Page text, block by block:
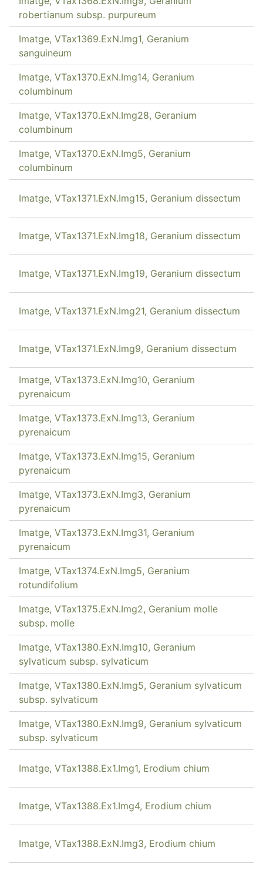
robertianum subsp. purpureum
Imatge, VTax1369.ExN.Img1, Geranium
sanguineum
Imatge, VTax1370.ExN.Img14, Geranium
columbinum
Imatge, VTax1370.ExN.Img28, Geranium
columbinum
Imatge, VTax1370.ExN.Img5, Geranium
columbinum
Imatge, VTax1371.ExN.Img15, Geranium dissectum
Imatge, VTax1371.ExN.Img18, Geranium dissectum
Imatge, VTax1371.ExN.Img19, Geranium dissectum
Imatge, VTax1371.ExN.Img21, Geranium dissectum
Imatge, VTax1371.ExN.Img9, Geranium dissectum
Imatge, VTax1373.ExN.Img10, Geranium
pyrenaicum
Imatge, VTax1373.ExN.Img13, Geranium
pyrenaicum
Imatge, VTax1373.ExN.Img15, Geranium
pyrenaicum
Imatge, VTax1373.ExN.Img3, Geranium
pyrenaicum
Imatge, VTax1373.ExN.Img31, Geranium
pyrenaicum
Imatge, VTax1374.ExN.Img5, Geranium
rotundifolium
Imatge, VTax1375.ExN.Img2, Geranium molle
subsp. molle
Imatge, VTax1380.ExN.Img10, Geranium
sylvaticum subsp. sylvaticum
Imatge, VTax1380.ExN.Img5, Geranium sylvaticum
subsp. sylvaticum
Imatge, VTax1380.ExN.Img9, Geranium sylvaticum
subsp. sylvaticum
Imatge, VTax1388.Ex1.Img1, Erodium chium
Imatge, VTax1388.Ex1.Img4, Erodium chium
Imatge, VTax1388.ExN.Img3, Erodium chium